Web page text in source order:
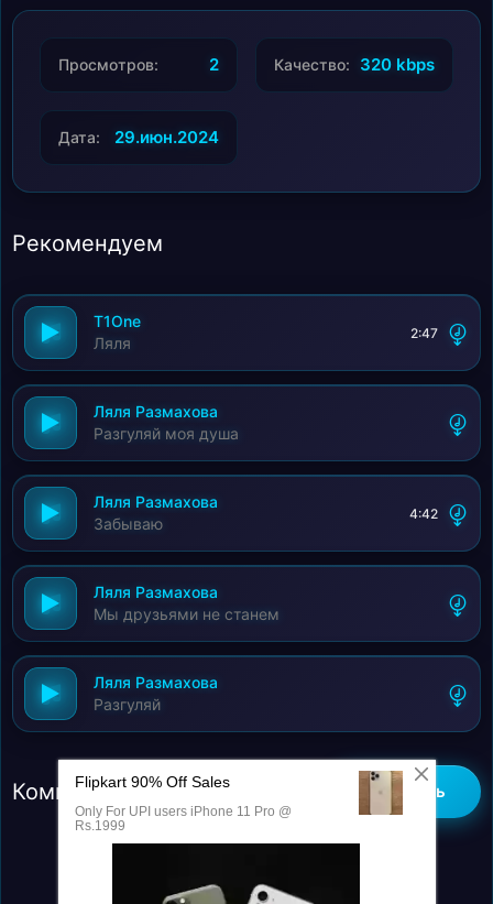
Просмотров: 2 Качество: 320 kbps
Дата: 29.июн.2024
Рекомендуем
T1One
Ляля
2:47
Ляля Размахова
Разгуляй моя душа
Ляля Размахова
Забываю
4:42
Ляля Размахова
Мы друзьями не станем
Ляля Размахова
Разгуляй
Комментарии (0) Добавить